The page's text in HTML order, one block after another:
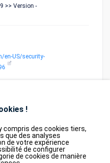
>> Version -
en-US/security-
!
compris des cookies tiers,
que des analyses
de votre expérience
de configurer
de cookies de manière